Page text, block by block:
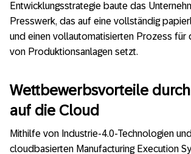
Entwicklungsstrategie baute das
Presswerk, das auf eine vollständig
und einen vollautomatisierten Prozess für
von Produktionsanlagen setzt.
Wettbewerbsvorteile
auf die Cloud
Mithilfe von Industrie-4.0-Technologien
cloudbasierten Manufacturing Execution